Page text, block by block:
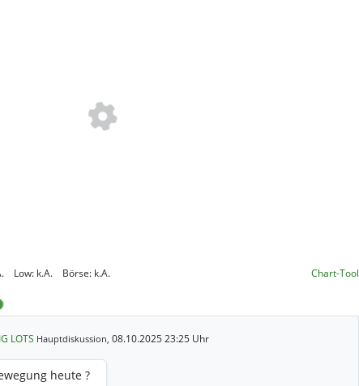
Low: k.A. Börse: k.A. Chart-Tool
LOTS Hauptdiskussion, 08.10.2025 23:25 Uhr
heute ?